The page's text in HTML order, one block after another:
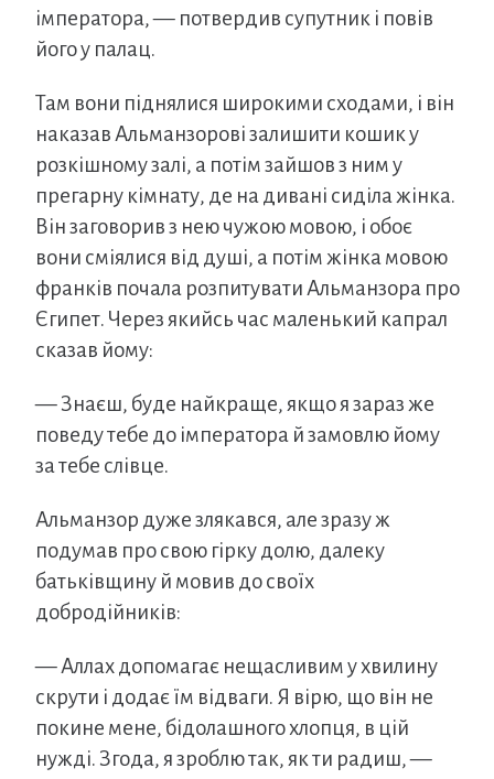
імператора, — потвердив супутник і повів
його у палац.
Там вони піднялися широкими сходами, і він
наказав Альманзорові залишити кошик у
розкішному залі, а потім зайшов з ним у
прегарну кімнату, де на дивані сиділа жінка.
Він заговорив з нею чужою мовою, і обоє
вони сміялися від душі, а потім жінка мовою
франків почала розпитувати Альманзора про
Єгипет. Через якийсь час маленький капрал
сказав йому:
— Знаєш, буде найкраще, якщо я зараз же
поведу тебе до імператора й замовлю йому
за тебе слівце.
Альманзор дуже злякався, але зразу ж
подумав про свою гірку долю, далеку
батьківщину й мовив до своїх
добродійників:
— Аллах допомагає нещасливим у хвилину
скрути і додає їм відваги. Я вірю, що він не
покине мене, бідолашного хлопця, в цій
нужді. Згода, я зроблю так, як ти радиш, —